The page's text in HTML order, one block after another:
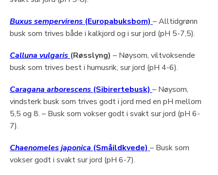
Buxus sempervirens (Europabuksbom) – Alltidgrønn
busk som trives både i kalkjord og i sur jord (pH 5-7,5).
Calluna vulgaris (Røsslyng) – Nøysom, viltvoksende
busk som trives best i humusrik, sur jord (pH 4-6).
Caragana arborescens (Sibirertebusk) – Nøysom,
vindsterk busk som trives godt i jord med en pH mellom
5,5 og 8. – Busk som vokser godt i svakt sur jord (pH 6-
7).
Chaenomeles japonica (Småildkvede) – Busk som
vokser godt i svakt sur jord (pH 6-7).